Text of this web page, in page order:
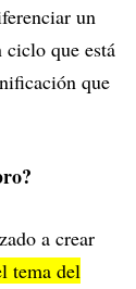
un
ciclo que está
que
a crear
tema del